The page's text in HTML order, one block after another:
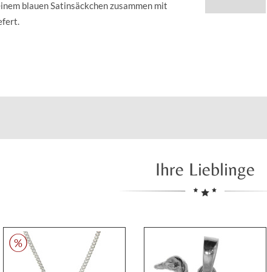
blauen Satinsäckchen zusammen mit
Ihre Lieblinge